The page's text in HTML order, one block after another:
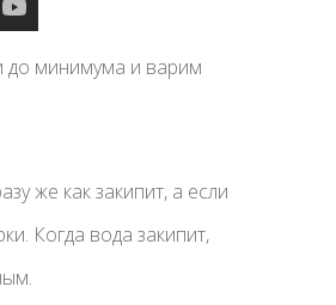
до минимума и варим
же как закипит, а если
Когда вода закипит,